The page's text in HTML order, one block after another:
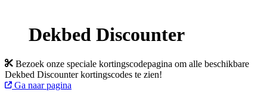
Dekbed Discounter
Bezoek onze speciale kortingscodepagina om alle beschikbare
Dekbed Discounter kortingscodes te zien!
Ga naar pagina